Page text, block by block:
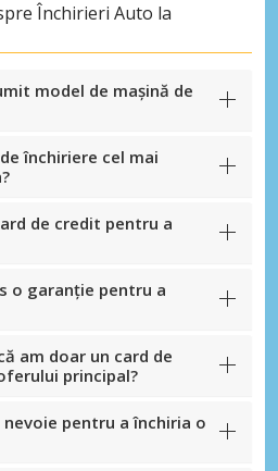
Închirieri Auto la
model de mașină de
închiriere cel mai
de credit pentru a
o garanție pentru a
am doar un card de
principal?
pentru a închiria o